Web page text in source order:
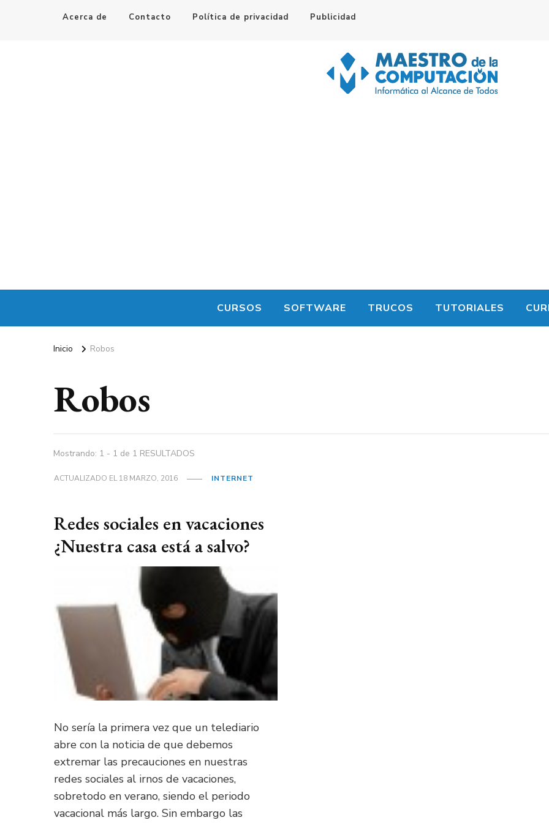
Acerca de Contacto Política de privacidad Publicidad
CURSOS SOFTWARE TRUCOS TUTORIALES
Inicio Robos
Robos
Mostrando: 1 - 1 de 1 RESULTADOS
ACTUALIZADO EL18 MARZO, 2016 INTERNET
Redes sociales en vacaciones
¿Nuestra casa está a salvo?
No sería la primera vez que un telediario
abre con la noticia de que debemos
extremar las precauciones en nuestras
redes sociales al irnos de vacaciones,
sobretodo en verano, siendo el periodo
vacacional más largo. Sin embargo las